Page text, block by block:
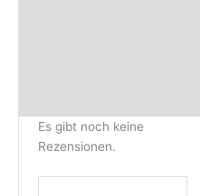
Es gibt noch keine
Rezensionen.